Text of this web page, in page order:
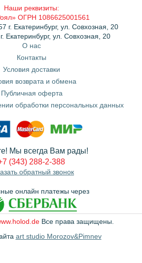
Наши реквизиты:
ОГРН 1086625001561
г. Екатеринбург, ул. Совхозная, 20
Екатеринбург, ул. Совхозная, 20
О нас
Контакты
Условия доставки
возврата и обмена
Публичная оферта
обработки персональных данных
Мы всегда Вам рады!
(343) 288-2-388
обратный звонок
онлайн платежы через
Все права защищены.
art studio Morozov&Pimnev